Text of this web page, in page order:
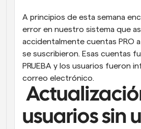
A principios de esta semana
error en nuestro sistema que
accidentalmente cuentas PRO
se suscribieron. Esas cuentas
PRUEBA y los usuarios fueron
correo electrónico.
usuarios sin